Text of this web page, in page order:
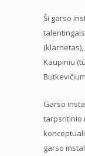
Ši garso
Kaupiniu
Garso
tarpsritinio
garso